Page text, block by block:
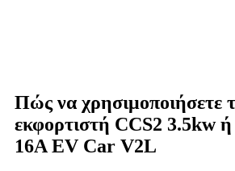
Πώς να χρησιμοποιήσετε
εκφορτιστή CCS2 3.5kw
16A EV Car V2L